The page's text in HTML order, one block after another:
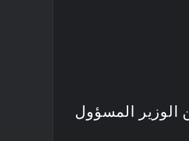
الوزير المسؤول